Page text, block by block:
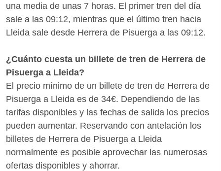
una media de unas 7 horas. El primer tren del día
sale a las 09:12, mientras que el último tren hacia
Lleida sale desde Herrera de Pisuerga a las 09:12.
¿Cuánto cuesta un billete de tren de Herrera de
Pisuerga a Lleida?
El precio mínimo de un billete de tren de Herrera de
Pisuerga a Lleida es de 34€. Dependiendo de las
tarifas disponibles y las fechas de salida los precios
pueden aumentar. Reservando con antelación los
billetes de Herrera de Pisuerga a Lleida
normalmente es posible aprovechar las numerosas
ofertas disponibles y ahorrar.